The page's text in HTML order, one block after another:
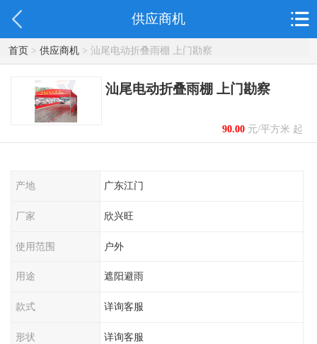
供应商机
首页> 供应商机> 汕尾电动折叠雨棚 上门勘察
汕尾电动折叠雨棚 上门勘察
90.00元/平方米 起
产地 广东江门
厂家 欣兴旺
使用范围 户外
用途 遮阳避雨
款式 详询客服
形状 详询客服